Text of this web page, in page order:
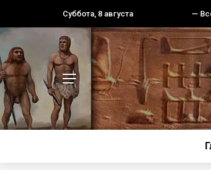
Суббота, 8 августа —